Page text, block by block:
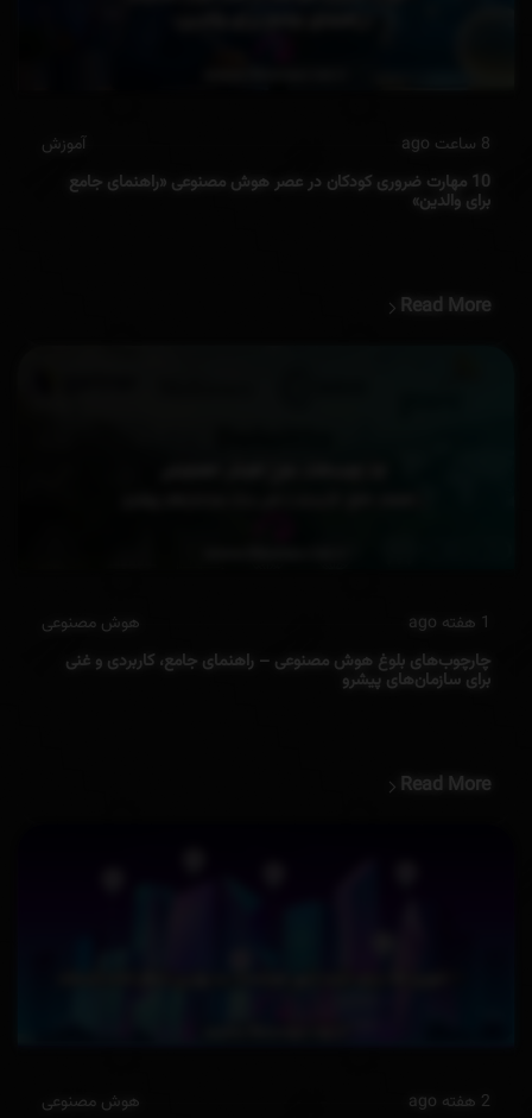
8 ساعت ago
آموزش
10 مهارت‌ ضروری کودکان در عصر هوش مصنوعی «راهنمای جامع
برای والدین»
Read More
1 هفته ago
هوش مصنوعی
چارچوب‌های بلوغ هوش مصنوعی – راهنمای جامع، کاربردی و غنی
برای سازمان‌های پیشرو
Read More
2 هفته ago
هوش مصنوعی